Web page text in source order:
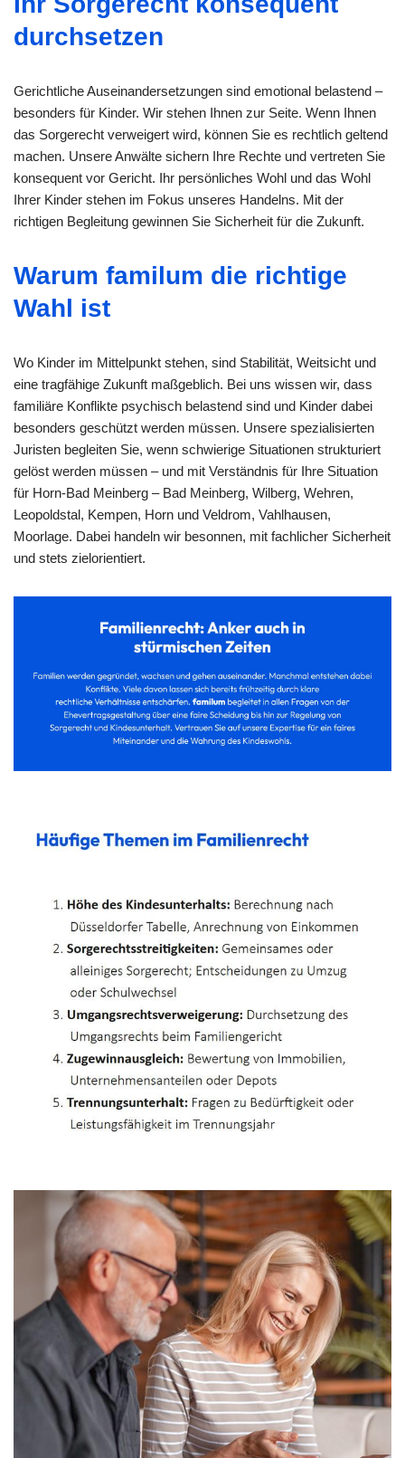
durchsetzen
Gerichtliche Auseinandersetzungen sind emotional belastend –
besonders für Kinder. Wir stehen Ihnen zur Seite. Wenn Ihnen
das Sorgerecht verweigert wird, können Sie es rechtlich geltend
machen. Unsere Anwälte sichern Ihre Rechte und vertreten Sie
konsequent vor Gericht. Ihr persönliches Wohl und das Wohl
Ihrer Kinder stehen im Fokus unseres Handelns. Mit der
richtigen Begleitung gewinnen Sie Sicherheit für die Zukunft.
Warum familum die richtige
Wahl ist
Wo Kinder im Mittelpunkt stehen, sind Stabilität, Weitsicht und
eine tragfähige Zukunft maßgeblich. Bei uns wissen wir, dass
familiäre Konflikte psychisch belastend sind und Kinder dabei
besonders geschützt werden müssen. Unsere spezialisierten
Juristen begleiten Sie, wenn schwierige Situationen strukturiert
gelöst werden müssen – und mit Verständnis für Ihre Situation
für Horn-Bad Meinberg – Bad Meinberg, Wilberg, Wehren,
Leopoldstal, Kempen, Horn und Veldrom, Vahlhausen,
Moorlage. Dabei handeln wir besonnen, mit fachlicher Sicherheit
und stets zielorientiert.